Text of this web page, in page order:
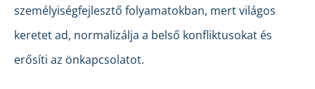
személyiségfejlesztő folyamatokban, mert világos
keretet ad, normalizálja a belső konfliktusokat és
erősíti az önkapcsolatot.